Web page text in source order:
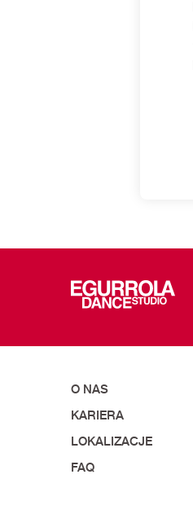
O NAS
KARIERA
LOKALIZACJE
FAQ